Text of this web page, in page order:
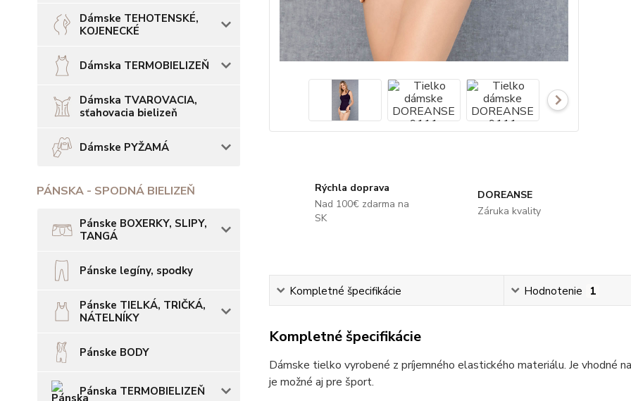
Dámske TEHOTENSKÉ,
KOJENECKÉ
Dámska TERMOBIELIZEŇ
Dámska TVAROVACIA,
sťahovacia bielizeň
Dámske PYŽAMÁ
PÁNSKA - SPODNÁ BIELIZEŇ
Pánske BOXERKY, SLIPY,
TANGÁ
Pánske legíny, spodky
Pánske TIELKÁ, TRIČKÁ,
NÁTELNÍKY
Pánske BODY
Pánska TERMOBIELIZEŇ
Rýchla doprava
Nad 100€ zdarma na
SK
DOREANSE
Záruka kvality
Kompletné špecifikácie Hodnotenie 1
Kompletné špecifikácie
Dámske tielko vyrobené z príjemného elastického materiálu. Je vhodné
je možné aj pre šport.